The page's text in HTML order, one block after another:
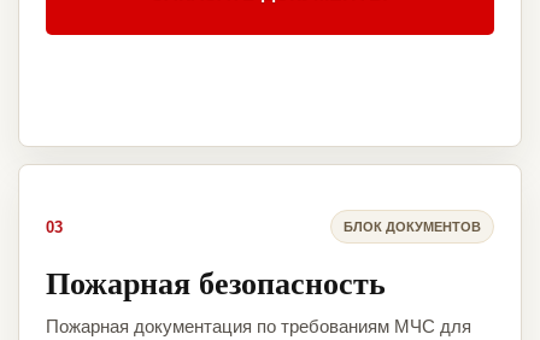
03 БЛОК ДОКУМЕНТОВ
Пожарная безопасность
Пожарная документация по требованиям МЧС для